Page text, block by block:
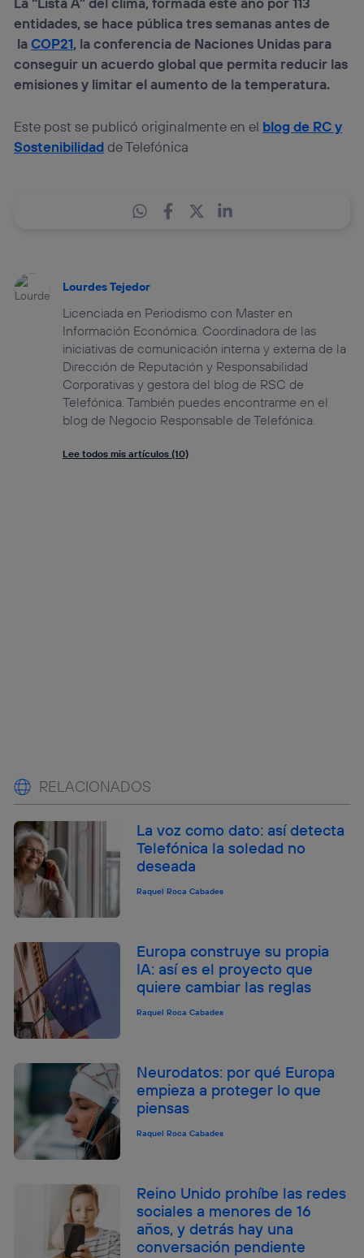
entidades, se hace pública tres semanas antes de
laCOP21, la conferencia de Naciones Unidas para
conseguir un acuerdo global que permita reducir las
emisiones y limitar el aumento de la temperatura.
Este post se publicó originalmente en el blog de RC y
Sostenibilidadde Telefónica
Lourdes Tejedor
Licenciada en Periodismo con Master en
Información Económica. Coordinadora de las
iniciativas de comunicación interna y externa de la
Dirección de Reputación y Responsabilidad
Corporativas y gestora del blog de RSC de
Telefónica. También puedes encontrarme en el
blog de Negocio Responsable de Telefónica.
Lee todos mis artículos (10)
RELACIONADOS
La voz como dato: así detecta
Telefónica la soledad no
deseada
Raquel Roca Cabades
Europa construye su propia
IA: así es el proyecto que
quiere cambiar las reglas
Raquel Roca Cabades
Neurodatos: por qué Europa
empieza a proteger lo que
piensas
Raquel Roca Cabades
Reino Unido prohíbe las redes
sociales a menores de 16
años, y detrás hay una
conversación pendiente